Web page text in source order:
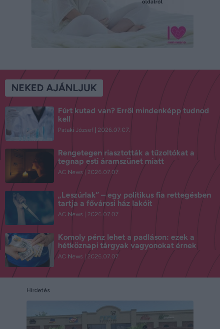
NEKED AJÁNLJUK
Fúrt kutad van? Erről mindenképp tudnod
kell
Pataki József 2026.07.07.
Rengetegen riasztották a tűzoltókat a
tegnap esti áramszünet miatt
AC News 2026.07.07.
„Leszúrlak” – egy politikus fia rettegésben
tartja a fővárosi ház lakóit
AC News 2026.07.07.
Komoly pénz lehet a padláson: ezek a
hétköznapi tárgyak vagyonokat érnek
AC News 2026.07.07.
Hirdetés